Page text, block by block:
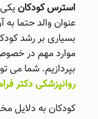
استرس کودکانیکی
عنوان والد حتما به
بسیاری بر رشد
موارد مهم در
بپردازیم. شما می
روانپزشکی دکتر
کودکان به دلایل